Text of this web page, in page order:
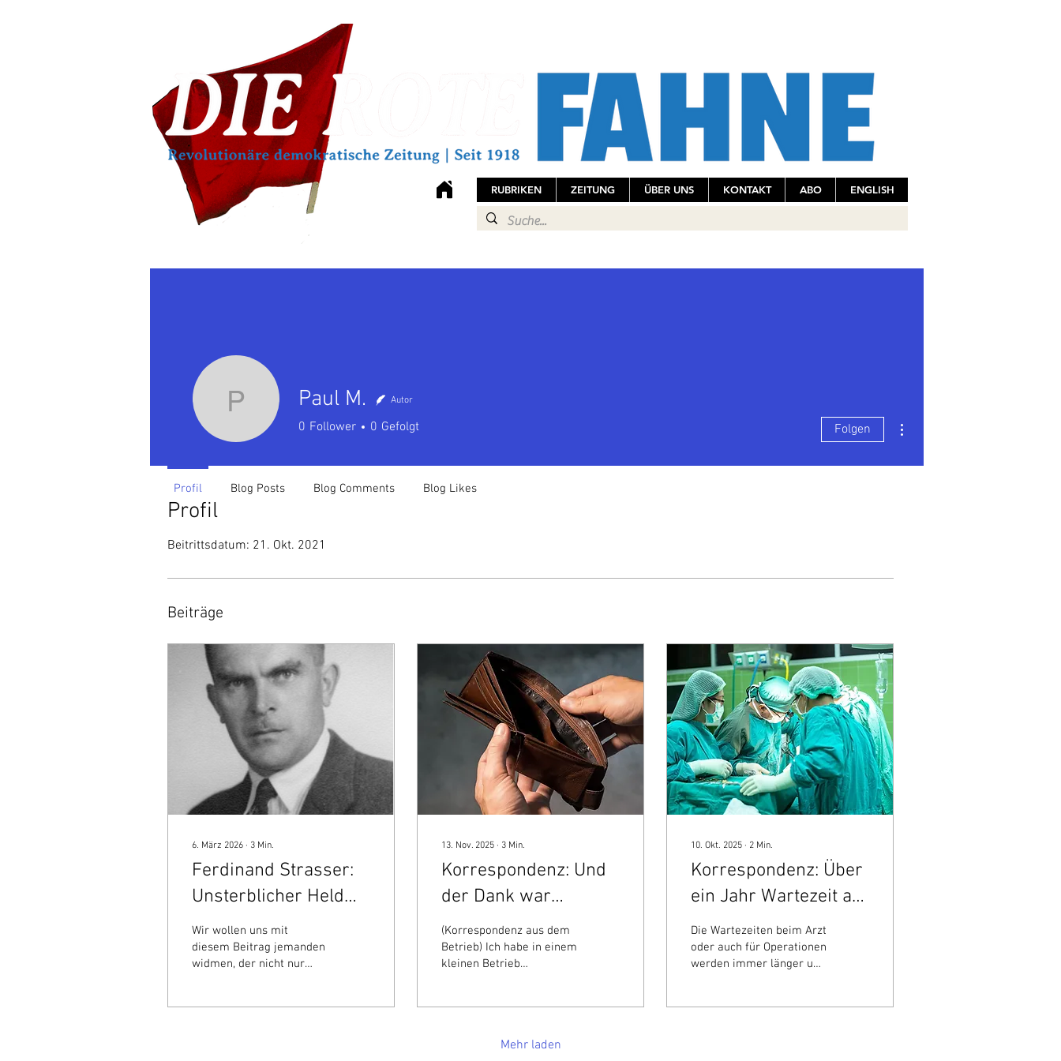
RUBRIKEN ZEITUNG ÜBER UNS KONTAKT ABO ENGLISH
Profil
Beitrittsdatum: 21. Okt. 2021
Beiträge
6. März 2026 ∙ 3 Min.
Ferdinand Strasser:
Unsterblicher Held
des Widerstands.
Wir wollen uns mit
diesem Beitrag jemanden
widmen, der nicht nur
13. Nov. 2025 ∙ 3 Min.
Korrespondenz: Und
der Dank war
Rausschmiss.
(Korrespondenz aus dem
Betrieb) Ich habe in einem
kleinen Betrieb
wegzugehen, lehnte ich
10. Okt. 2025 ∙ 2 Min.
Korrespondenz: Über
ein Jahr Wartezeit auf
notwendige
Operation.
Die Wartezeiten beim Arzt
oder auch für Operationen
werden immer länger und
Mehr laden
Paul M.Paul M. Autor
0 Follower 0 Gefolgt Folgen
Profil Blog Posts Blog Comments Blog Likes